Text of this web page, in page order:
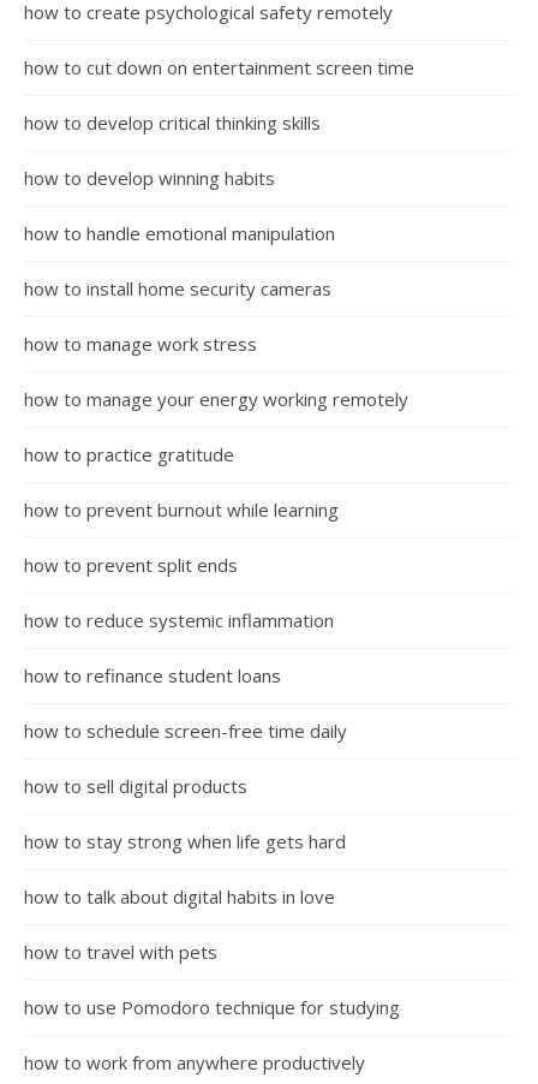
how to create psychological safety remotely
how to cut down on entertainment screen time
how to develop critical thinking skills
how to develop winning habits
how to handle emotional manipulation
how to install home security cameras
how to manage work stress
how to manage your energy working remotely
how to practice gratitude
how to prevent burnout while learning
how to prevent split ends
how to reduce systemic inflammation
how to refinance student loans
how to schedule screen-free time daily
how to sell digital products
how to stay strong when life gets hard
how to talk about digital habits in love
how to travel with pets
how to use Pomodoro technique for studying
how to work from anywhere productively